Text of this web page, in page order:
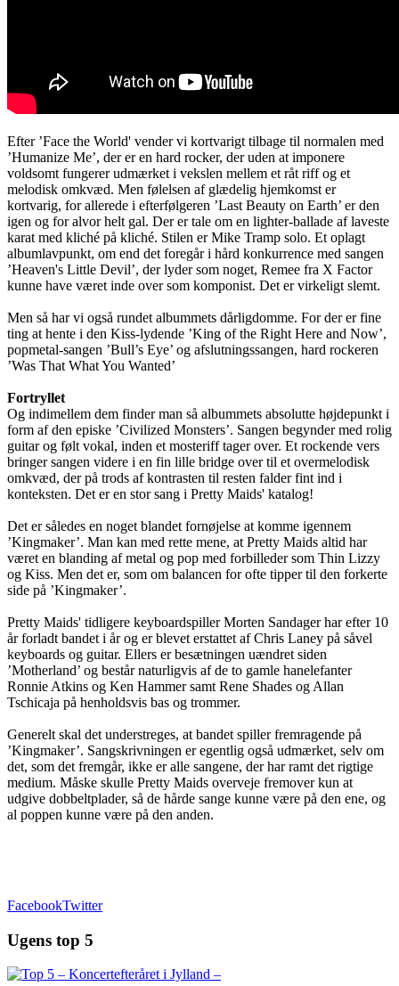
Efter ’Face the World' vender vi kortvarigt tilbage til normalen med
’Humanize Me’, der er en hard rocker, der uden at imponere
voldsomt fungerer udmærket i vekslen mellem et råt riff og et
melodisk omkvæd. Men følelsen af glædelig hjemkomst er
kortvarig, for allerede i efterfølgeren ’Last Beauty on Earth’ er den
igen og for alvor helt gal. Der er tale om en lighter-ballade af laveste
karat med kliché på kliché. Stilen er Mike Tramp solo. Et oplagt
albumlavpunkt, om end det foregår i hård konkurrence med sangen
’Heaven's Little Devil’, der lyder som noget, Remee fra X Factor
kunne have været inde over som komponist. Det er virkeligt slemt.
Men så har vi også rundet albummets dårligdomme. For der er fine
ting at hente i den Kiss-lydende ’King of the Right Here and Now’,
popmetal-sangen ’Bull’s Eye’ og afslutningssangen, hard rockeren
’Was That What You Wanted’
Fortryllet
Og indimellem dem finder man så albummets absolutte højdepunkt i
form af den episke ’Civilized Monsters’. Sangen begynder med rolig
guitar og følt vokal, inden et mosteriff tager over. Et rockende vers
bringer sangen videre i en fin lille bridge over til et overmelodisk
omkvæd, der på trods af kontrasten til resten falder fint ind i
konteksten. Det er en stor sang i Pretty Maids' katalog!
Det er således en noget blandet fornøjelse at komme igennem
’Kingmaker’. Man kan med rette mene, at Pretty Maids altid har
været en blanding af metal og pop med forbilleder som Thin Lizzy
og Kiss. Men det er, som om balancen for ofte tipper til den forkerte
side på ’Kingmaker’.
Pretty Maids' tidligere keyboardspiller Morten Sandager har efter 10
år forladt bandet i år og er blevet erstattet af Chris Laney på såvel
keyboards og guitar. Ellers er besætningen uændret siden
’Motherland’ og består naturligvis af de to gamle hanelefanter
Ronnie Atkins og Ken Hammer samt Rene Shades og Allan
Tschicaja på henholdsvis bas og trommer.
Generelt skal det understreges, at bandet spiller fremragende på
’Kingmaker’. Sangskrivningen er egentlig også udmærket, selv om
det, som det fremgår, ikke er alle sangene, der har ramt det rigtige
medium. Måske skulle Pretty Maids overveje fremover kun at
udgive dobbeltplader, så de hårde sange kunne være på den ene, og
al poppen kunne være på den anden.
FacebookTwitter
Ugens top 5